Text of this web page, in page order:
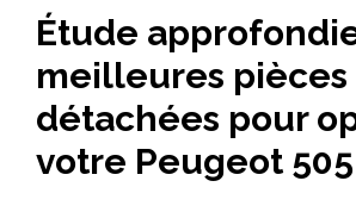
Étude
meilleures pièces
détachées pour
votre Peugeot